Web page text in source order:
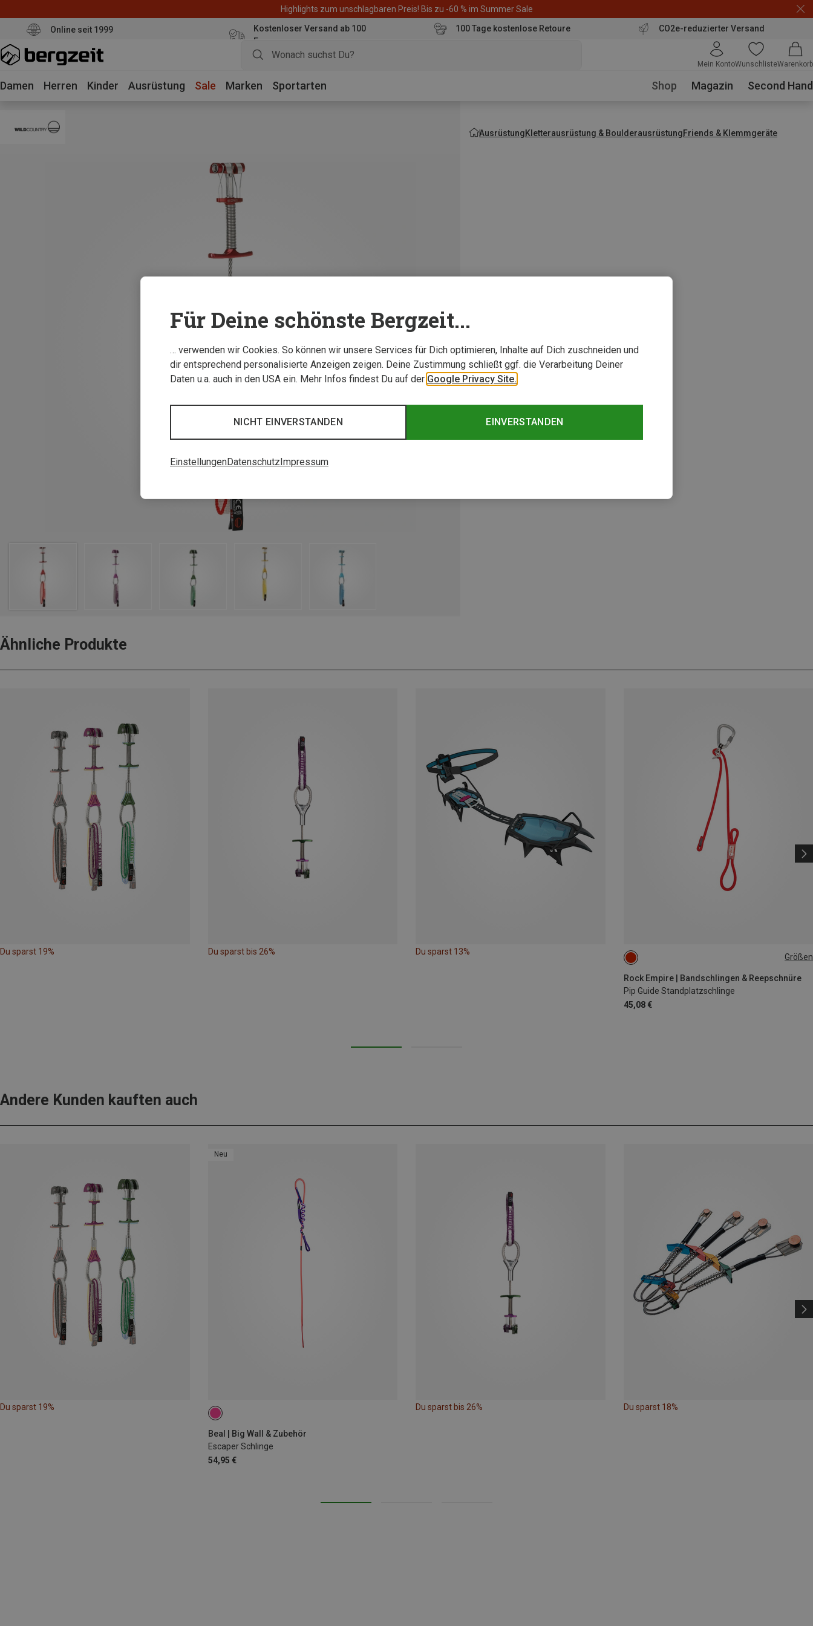
Highlights zum unschlagbaren Preis! Bis zu -60 % im Summer Sale
Online seit 1999
Kostenloser Versand ab 100
Euro
100 Tage kostenlose Retoure CO2e-reduzierter Versand
Mein KontoWunschlisteWarenkorb
Damen Herren Kinder Ausrüstung Sale Marken Sportarten Shop Magazin Second Hand
AusrüstungKletterausrüstung & BoulderausrüstungFriends & Klemmgeräte
Ähnliche Produkte
Du sparst 19% Du sparst bis 26% Du sparst 13%
Größen
Rock Empire | Bandschlingen & Reepschnüre
Pip Guide Standplatzschlinge
45,08 €
ONE SIZE
Andere Kunden kauften auch
Du sparst 19%
Neu
Beal | Big Wall & Zubehör
Escaper Schlinge
54,95 €
Du sparst bis 26% Du sparst 18%
Für Deine schönste Bergzeit...
… verwenden wir Cookies. So können wir unsere Services für Dich optimieren, Inhalte auf Dich zuschneiden und
dir entsprechend personalisierte Anzeigen zeigen. Deine Zustimmung schließt ggf. die Verarbeitung Deiner
Daten u.a. auch in den USA ein. Mehr Infos findest Du auf der Google Privacy Site.
EINVERSTANDEN
NICHT EINVERSTANDEN
EinstellungenDatenschutz Impressum